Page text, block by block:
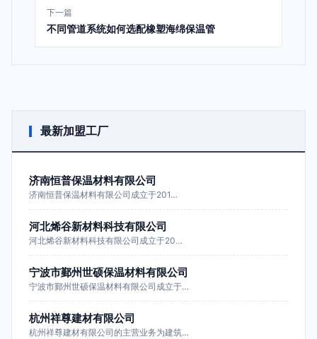
下一篇
不同管道系统如何选配橡塑海绵保温管
最新加盟工厂
济南恒普保温材料有限公司
济南恒普保温材料有限公司成立于201…
河北烯谷新材料科技有限公司
河北烯谷新材料科技有限公司成立于20…
宁波市鄞州世硕保温材料有限公司
宁波市鄞州世硕保温材料有限公司成立于…
杭州祥尊建材有限公司
杭州祥尊建材有限公司的主营业务为建筑…